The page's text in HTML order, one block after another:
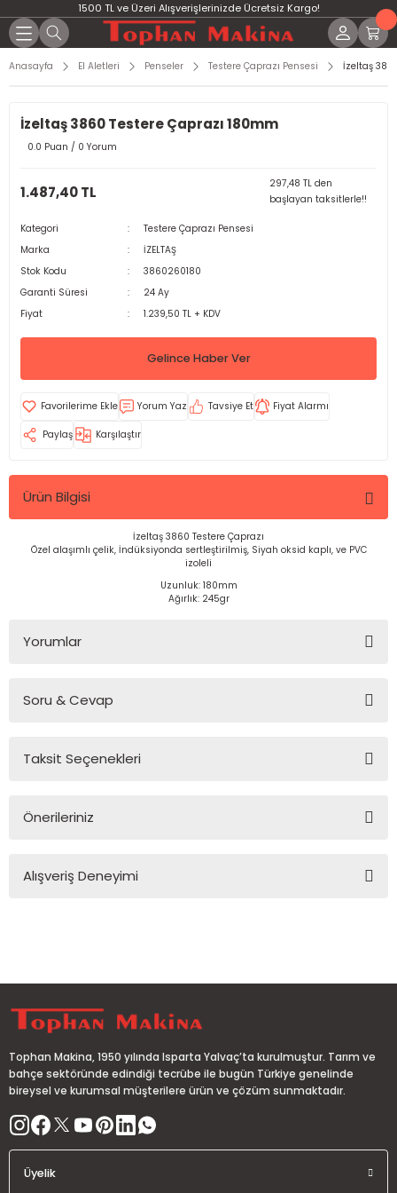
1500 TL ve Üzeri Alışverişlerinizde Ücretsiz Kargo!
Anasayfa El Aletleri Penseler Testere Çaprazı Pensesi İzeltaş
İzeltaş 3860 Testere Çaprazı 180mm
0.0 Puan / 0 Yorum
1.487,40 TL
297,48 TL den
başlayan taksitlerle!!
Kategori
Testere Çaprazı Pensesi
Marka
İZELTAŞ
Stok Kodu
3860260180
Garanti Süresi
24 Ay
Fiyat
1.239,50 TL + KDV
Gelince Haber Ver
Yorum Yaz Tavsiye Et Fiyat Alarmı
Paylaş Karşılaştır
Ürün Bilgisi
İzeltaş 3860 Testere Çaprazı
Özel alaşımlı çelik, İndüksiyonda sertleştirilmiş, Siyah oksid kaplı, ve PVC
izoleli
Uzunluk: 180mm
Ağırlık: 245gr
Yorumlar
Soru & Cevap
Ürün hakkında henüz soru sorulmamış.
Taksit Seçenekleri
Önerileriniz
konularda yetersiz gördüğünüz noktaları öneri formunu
Ürün fiyatı diğer sitelerden daha pahalı.
Bu ürüne benzer farklı alternatifler olmalı.
Alışveriş Deneyimi
Tophan Makina, 1950 yılında Isparta Yalvaç’ta kurulmuştur. Tarım ve
bahçe sektöründe edindiği tecrübe ile bugün Türkiye genelinde
bireysel ve kurumsal müşterilere ürün ve çözüm sunmaktadır.
Üyelik